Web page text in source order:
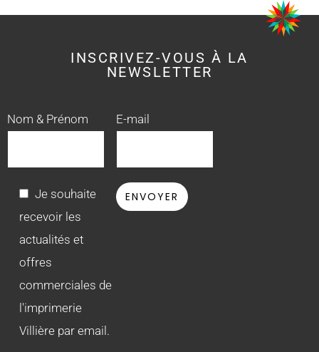
INSCRIVEZ-VOUS À LA
NEWSLETTER
Nom & Prénom E-mail
Je souhaite
recevoir les
actualités et
offres
commerciales de
l'imprimerie
Villière par email.